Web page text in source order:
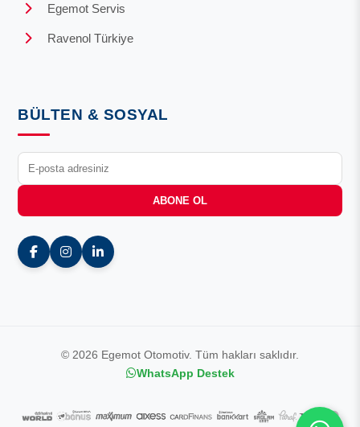
Egemot Servis
Ravenol Türkiye
BÜLTEN & SOSYAL
ABONE OL
© 2026 Egemot Otomotiv. Tüm hakları saklıdır.
WhatsApp Destek